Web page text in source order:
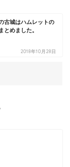
古城はハムレットの
とめました。
2018年10月28日